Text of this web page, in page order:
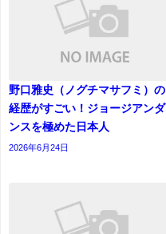
野口雅史（ノグチマサフミ）の
経歴がすごい！ジョージアンダ
ンスを極めた日本人
2026年6月24日